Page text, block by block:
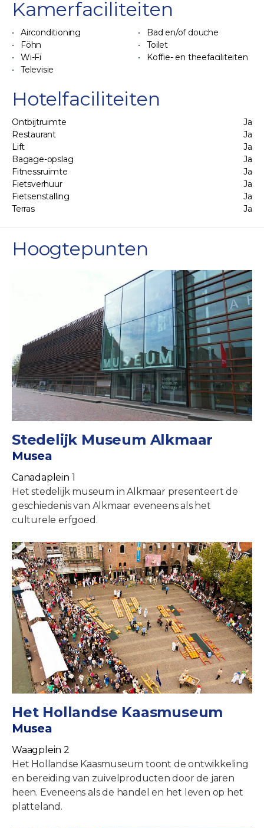
Kamerfaciliteiten
Airconditioning
Bad en/of douche
Föhn
Toilet
Wi-Fi
Koffie- en theefaciliteiten
Televisie
Hotelfaciliteiten
Ontbijtruimte
Ja
Restaurant
Ja
Lift
Ja
Bagage-opslag
Ja
Fitnessruimte
Ja
Fietsverhuur
Ja
Fietsenstalling
Ja
Terras
Ja
Hoogtepunten
Stedelijk Museum Alkmaar
Musea
Canadaplein 1
Het stedelijk museum in Alkmaar presenteert de
geschiedenis van Alkmaar eveneens als het
culturele erfgoed.
Het Hollandse Kaasmuseum
Musea
Waagplein 2
Het Hollandse Kaasmuseum toont de ontwikkeling
en bereiding van zuivelproducten door de jaren
heen. Eveneens als de handel en het leven op het
platteland.